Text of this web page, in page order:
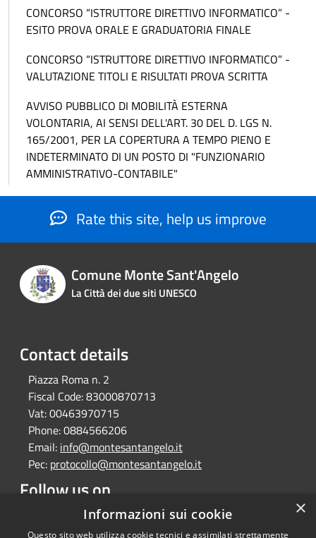
CONCORSO “ISTRUTTORE DIRETTIVO INFORMATICO” -
ESITO PROVA ORALE E GRADUATORIA FINALE
CONCORSO “ISTRUTTORE DIRETTIVO INFORMATICO” -
VALUTAZIONE TITOLI E RISULTATI PROVA SCRITTA
AVVISO PUBBLICO DI MOBILITÀ ESTERNA
VOLONTARIA, AI SENSI DELL'ART. 30 DEL D. LGS N.
165/2001, PER LA COPERTURA A TEMPO PIENO E
INDETERMINATO DI UN POSTO DI "FUNZIONARIO
AMMINISTRATIVO-CONTABILE"
Rate this site, help us improve
Comune Monte Sant'Angelo
La Città dei due siti UNESCO
Contact details
Piazza Roma n. 2
Fiscal Code:83000870713
Vat:00463970715
Phone:0884566206
Email: info@montesantangelo.it
Pec: protocollo@montesantangelo.it
Follow us on
FacebookYoutubeInstagramTelegramWhatsapp ×
Informazioni sui cookie
Questo sito web utilizza cookie tecnici e assimilati strettamente